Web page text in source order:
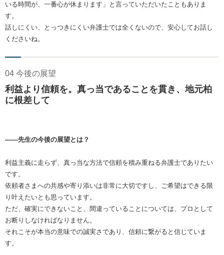
いる時間が、一番心が休まります」と言っていただいたこともありま
す。
話しにくい、とっつきにくい弁護士では全くないので、安心してお話し
くださいね。
04 今後の展望
利益より信頼を。真っ当であることを貫き、地元柏
に根差して
――先生の今後の展望とは？
利益主義に走らず、真っ当な方法で信頼を積み重ねる弁護士でありたい
です。
依頼者さまへの共感や寄り添いは非常に大切ですし、ご希望はできる限
り叶えたいとも思っています。
ただ、確実にできないこと、間違っていることについては、プロとして
お断りしなければなりません。
それこそが本当の意味での誠実さであり、信頼に繋がると信じていま
す。